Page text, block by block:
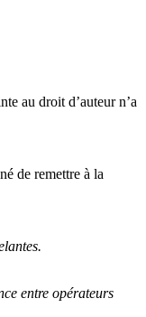
au droit d’auteur n’a
de remettre à la
entre opérateurs